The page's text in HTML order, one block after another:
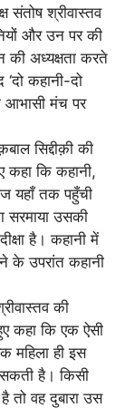
संतोष श्रीवास्तव
और उन पर की
की अध्यक्षता करते
‘दो कहानी-दो
आभासी मंच पर
सिद्दीक़ी की
कहा कि कहानी,
यहाँ तक पहुँची
सरमाया उसकी
है। कहानी में
के उपरांत कहानी
की
कहा कि एक ऐसी
महिला ही इस
है। किसी
तो वह दुबारा उस